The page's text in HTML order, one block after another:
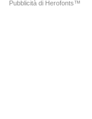
Pubblicità di Herofonts™